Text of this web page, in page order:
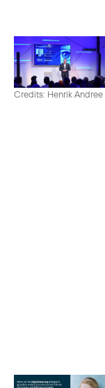
Credits: Henrik Andree